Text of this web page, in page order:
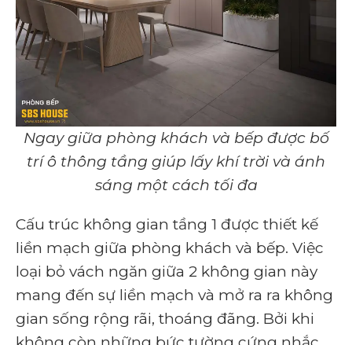
Ngay giữa phòng khách và bếp được bố
trí ô thông tầng giúp lấy khí trời và ánh
sáng một cách tối đa
Cấu trúc không gian tầng 1 được thiết kế
liền mạch giữa phòng khách và bếp. Việc
loại bỏ vách ngăn giữa 2 không gian này
mang đến sự liền mạch và mở ra ra không
gian sống rộng rãi, thoáng đãng. Bởi khi